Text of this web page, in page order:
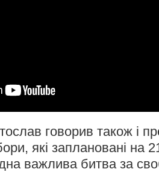
говорив також і
які заплановані на
важлива битва за